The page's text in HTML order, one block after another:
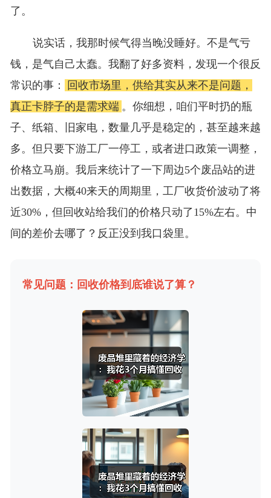
了。
说实话，我那时候气得当晚没睡好。不是气亏
钱，是气自己太蠢。我翻了好多资料，发现一个很反
常识的事：
回收市场里，供给其实从来不是问题，
真正卡脖子的是需求端 。你细想，咱们平时扔的瓶
子、纸箱、旧家电，数量几乎是稳定的，甚至越来越
多。但只要下游工厂一停工，或者进口政策一调整，
价格立马崩。我后来统计了一下周边5个废品站的进
出数据，大概40来天的周期里，工厂收货价波动了将
近30%，但回收站给我们的价格只动了15%左右。中
间的差价去哪了？反正没到我口袋里。
常见问题：回收价格到底谁说了算？